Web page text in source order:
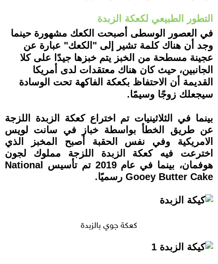
التطور الطبيعي لكعكة الزبدة
في العصور الوسطى أصبحت الكعك مشهورة حينما
وجد أن هناك كلمة تشير إلى "الكعك" عبارة عن
عجينة مسطحة من الخبز يتم خبزها جيدًا على كلا
الجانبين، حيث كان هناك معتقدات لدى أمريكا
القديمة أن الاحتفاظ بكعكة الفاكهة تحت الوسادة
سيجعلك زوجًا وسيمًا.
بينما في الثلاثينيات تم اختراع كعكة الزبدة اللزجة
عن طريق الخطأ بواسطة خباز في سانت لويس
الامريكية وفي نفس الحقبة أصبح المخبز الذي
اخترعت فيه كعكة الزبدة اللزجة مملوك لجون
هوفمان، بينما في عام 2019 تم تأسيس National
Gooey Butter Cake رسميًا.
كعكة جوي بالزبدة